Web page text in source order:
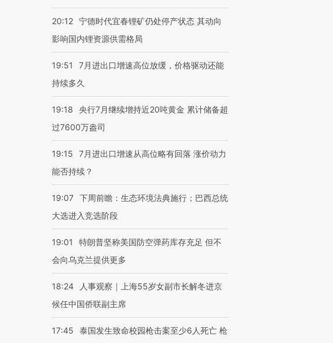
20:12 宁德时代宜春锂矿仍处停产状态 其动向
影响国内锂资源供需格局
19:51
7月进出口增速高位放缓，价格驱动还能
持续多久
19:18
央行7月继续增持近20吨黄金 累计储备超
过7600万盎司
19:15
7月进出口增速从高位略有回落 涨价动力
能否持续？
19:07 下周前瞻：生态环境法典施行；巴西总统
大选进入竞选阶段
19:01
特朗普坚称美国防空弹药库存充足 但不
会向乌克兰提供更多
18:24
人事观察｜上海55岁女副市长解冬进京
候任中国侨联副主席
17:45 泰国发生致命校园枪击案至少6人死亡 枪